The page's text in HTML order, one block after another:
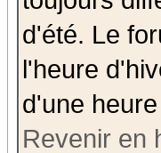
d'été. Le
l'heure
d'une
Revenir en